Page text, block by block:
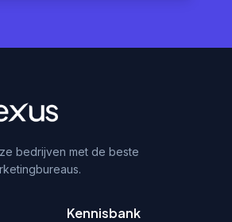
bedrijven met de beste
Kennisbank